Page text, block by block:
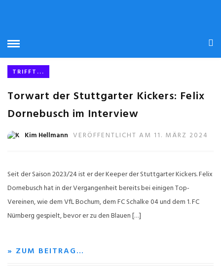
TRIFFT...
Torwart der Stuttgarter Kickers: Felix
Dornebusch im Interview
Kim Hellmann VERÖFFENTLICHT AM 11. MÄRZ 2024
Seit der Saison 2023/24 ist er der Keeper der Stuttgarter Kickers. Felix
Dornebusch hat in der Vergangenheit bereits bei einigen Top-
Vereinen, wie dem VfL Bochum, dem FC Schalke 04 und dem 1. FC
Nürnberg gespielt, bevor er zu den Blauen […]
» ZUM BEITRAG…